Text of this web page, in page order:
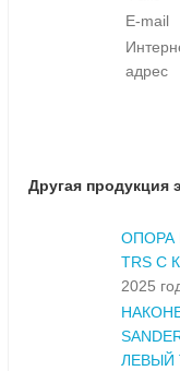
E-mail
адрес
Другая продукция
ОПОРА
TRS С
2025
ЛЕВЫЙ